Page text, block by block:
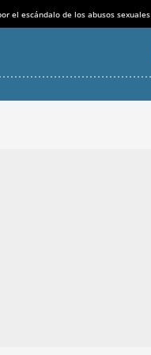
el escándalo de los abusos sexuales